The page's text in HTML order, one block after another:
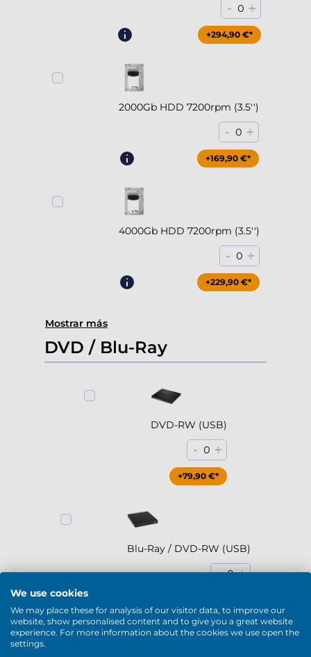
- 0 +
+294,90 €*
2000Gb HDD 7200rpm (3.5'')
- 0 +
+169,90 €*
4000Gb HDD 7200rpm (3.5'')
- 0 +
+229,90 €*
Mostrar más
DVD / Blu-Ray
DVD-RW (USB)
- 0 +
+79,90 €*
Blu-Ray / DVD-RW (USB)
- 0 +
We use cookies
We may place these for analysis of our visitor data, to improve our
website, show personalised content and to give you a great website
experience. For more information about the cookies we use open the
settings.